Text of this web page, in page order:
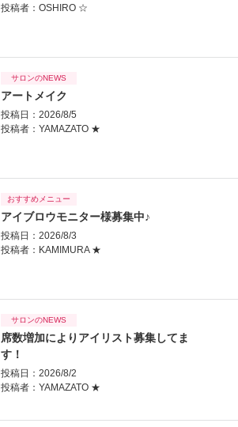
投稿者： OSHIRO ☆
サロンのNEWS
アートメイク
投稿日：2026/8/5
投稿者： YAMAZATO ★
おすすめメニュー
アイブロウモニター様募集中♪
投稿日：2026/8/3
投稿者： KAMIMURA ★
サロンのNEWS
席数増加によりアイリスト募集してま
す！
投稿日：2026/8/2
投稿者： YAMAZATO ★